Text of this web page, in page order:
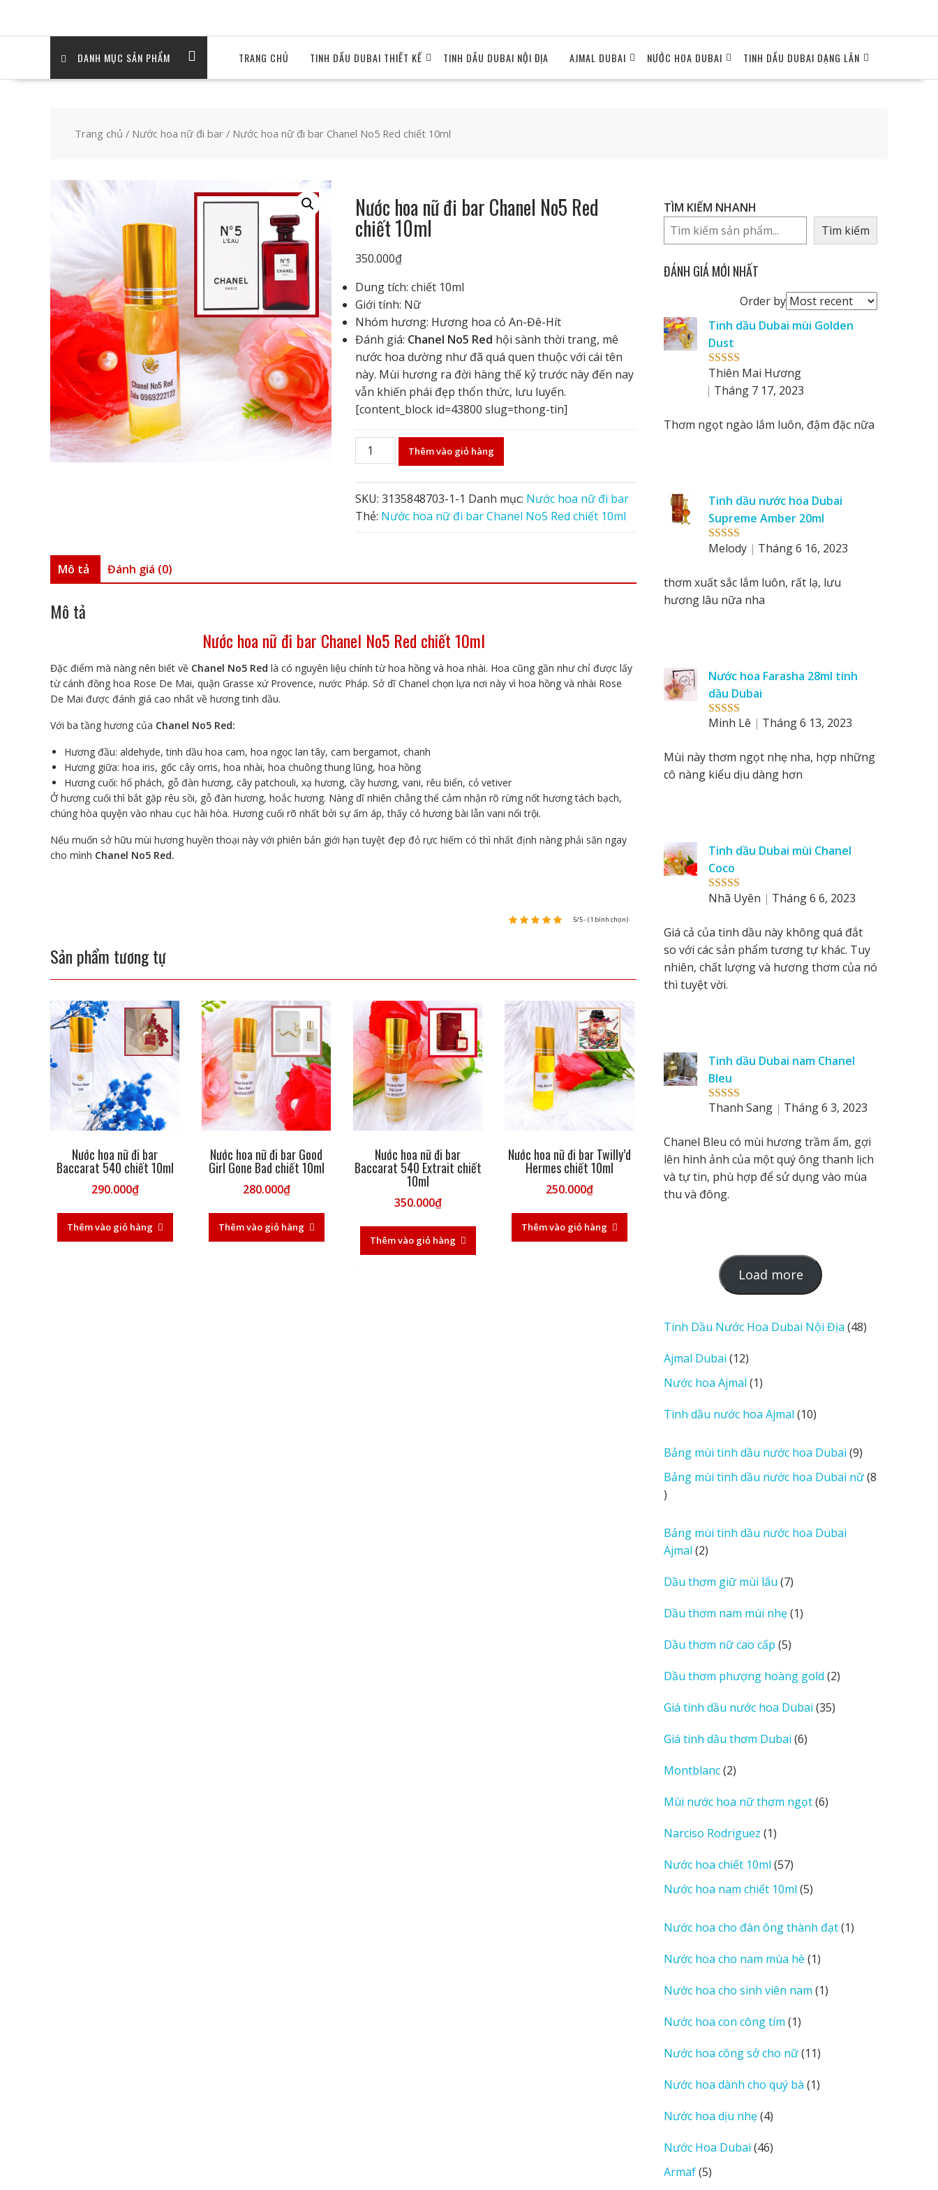
DANH MỤC SẢN PHẨM TRANG CHỦ TINH DẦU DUBAI THIẾT KẾ TINH DẦU DUBAI NỘI ĐỊA AJMAL DUBAI NƯỚC HOA DUBAI TINH DẦU DUBAI DẠNG LĂN
Trang chủ / Nước hoa nữ đi bar/ Nước hoa nữ đi bar Chanel No5 Red chiết 10ml
Nước hoa nữ đi bar Chanel No5 Red
chiết 10ml
350.000₫
Dung tích: chiết 10ml
Giới tính: Nữ
Nhóm hương: Hương hoa cỏ An-Đê-Hít
Đánh giá: Chanel No5 Red hội sành thời trang, mê
nước hoa dường như đã quá quen thuộc với cái tên
này. Mùi hương ra đời hàng thế kỷ trước này đến nay
vẫn khiến phái đẹp thổn thức, lưu luyến.
[content_block id=43800 slug=thong-tin]
Nước
hoa
nữ
đi
bar
Chanel
chiết
lượng
Thêm vào giỏ hàng
SKU: 3135848703-1-1 Danh mục: Nước hoa nữ đi bar
Thẻ: Nước hoa nữ đi bar Chanel No5 Red chiết 10ml
Mô tả Đánh giá (0)
Mô tả
Nước hoa nữ đi bar Chanel No5 Red chiết 10ml
Đặc điểm mà nàng nên biết về Chanel No5 Red là có nguyên liệu chính từ hoa hồng và hoa nhài. Hoa cũng gần như chỉ được lấy
từ cánh đồng hoa Rose De Mai, quận Grasse xứ Provence, nước Pháp. Sở dĩ Chanel chọn lựa nơi này vì hoa hồng và nhài Rose
De Mai được đánh giá cao nhất về hương tinh dầu.
Với ba tầng hương của Chanel No5 Red:
Hương đầu: aldehyde, tinh dầu hoa cam, hoa ngọc lan tây, cam bergamot, chanh
Hương giữa: hoa iris, gốc cây orris, hoa nhài, hoa chuông thung lũng, hoa hồng
Hương cuối: hổ phách, gỗ đàn hương, cây patchouli, xạ hương, cầy hương, vani, rêu biển, cỏ vetiver
Ở hương cuối thì bắt gặp rêu sồi, gỗ đàn hương, hoắc hương. Nàng dĩ nhiên chẳng thể cảm nhận rõ rừng nốt hương tách bạch,
chúng hòa quyện vào nhau cục hài hòa. Hương cuối rõ nhất bởi sự ấm áp, thấy cỏ hương bài lẫn vani nổi trội.
Nếu muốn sở hữu mùi hương huyền thoại này với phiên bản giới hạn tuyệt đẹp đỏ rực hiếm có thì nhất định nàng phải săn ngay
cho mình Chanel No5 Red.
5/5 - (1 bình chọn)
Sản phẩm tương tự
Nước hoa nữ đi bar
Baccarat 540 chiết 10ml
290.000₫
Thêm vào giỏ hàng
Nước hoa nữ đi bar Good
Girl Gone Bad chiết 10ml
280.000₫
Thêm vào giỏ hàng
Nước hoa nữ đi bar
Baccarat 540 Extrait chiết
10ml
350.000₫
Thêm vào giỏ hàng
Nước hoa nữ đi bar Twilly’d
Hermes chiết 10ml
250.000₫
Thêm vào giỏ hàng
TÌM KIẾM NHANH
Tìm kiếm
ĐÁNH GIÁ MỚI NHẤT
Order byOrder
reviews
by
Rated5 out
of 5
Tinh dầu Dubai mùi Golden
Dust
Thiên Mai Hương
Tháng 7 17, 2023
Thơm ngọt ngào lắm luôn, đậm đặc nữa
Rated5out
Tinh dầu nước hoa Dubai
Supreme Amber 20ml
Melody
Tháng 6 16, 2023
thơm xuất sắc lắm luôn, rất lạ, lưu
hương lâu nữa nha
Rated 5out
Nước hoa Farasha 28ml tinh
dầu Dubai
Minh Lê
Tháng 6 13, 2023
Mùi này thơm ngọt nhẹ nha, hợp những
cô nàng kiểu dịu dàng hơn
Rated5out
Tinh dầu Dubai mùi Chanel
Coco
Nhã Uyên
Tháng 6 6, 2023
Giá cả của tinh dầu này không quá đắt
so với các sản phẩm tương tự khác. Tuy
nhiên, chất lượng và hương thơm của nó
thì tuyệt vời.
Rated5 out
Tinh dầu Dubai nam Chanel
Bleu
Thanh Sang
Tháng 6 3, 2023
Chanel Bleu có mùi hương trầm ấm, gợi
lên hình ảnh của một quý ông thanh lịch
và tự tin, phù hợp để sử dụng vào mùa
thu và đông.
Load moreL
o
d
r
v
e
Tinh Dầu Nước Hoa Dubai Nội Địa 4848
Ajmal Dubai 1212
sản
phẩm
Nước hoa Ajmal 11
phẩm
Tinh dầu nước hoa Ajmal 1010
phẩm
Bảng mùi tinh dầu nước hoa Dubai 99
sản
phẩm
Bảng mùi tinh dầu nước hoa Dubai nữ 8
8
phẩm
Bảng mùi tinh dầu nước hoa Dubai
Ajmal 22
phẩm
Dầu thơm giữ mùi lâu 77
phẩm
Dầu thơm nam mùi nhẹ 11
Dầu thơm nữ cao cấp 55
phẩm
Dầu thơm phượng hoàng gold 22
Giá tinh dầu nước hoa Dubai 3535
Giá tinh dầu thơm Dubai 66
Montblanc 22
phẩm
Mùi nước hoa nữ thơm ngọt 66
Narciso Rodriguez 11
phẩm
Nước hoa chiết 10ml 5757
sản
phẩm
Nước hoa nam chiết 10ml 55
phẩm
Nước hoa cho đàn ông thành đạt 11
Nước hoa cho nam mùa hè 11
phẩm
Nước hoa cho sinh viên nam 11
Nước hoa con công tím 11
phẩm
Nước hoa công sở cho nữ 1111
phẩm
Nước hoa dành cho quý bà 11
Nước hoa dịu nhẹ 44
phẩm
Nước Hoa Dubai 4646
Armaf 55